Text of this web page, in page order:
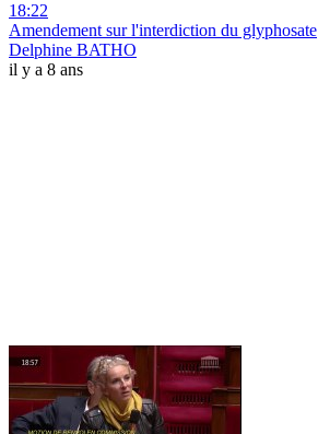
18:22
Amendement sur l'interdiction du glyphosate
Delphine BATHO
il y a 8 ans